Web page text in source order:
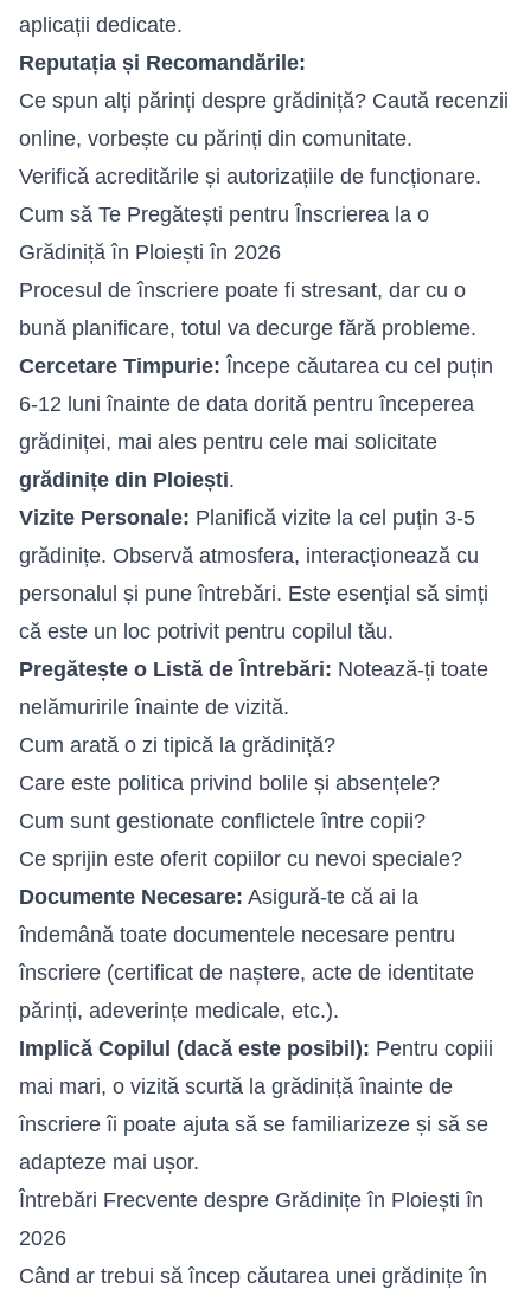
aplicații dedicate.
Reputația și Recomandările:
Ce spun alți părinți despre grădiniță? Caută recenzii
online, vorbește cu părinți din comunitate.
Verifică acreditările și autorizațiile de funcționare.
Cum să Te Pregătești pentru Înscrierea la o
Grădiniță în Ploiești în 2026
Procesul de înscriere poate fi stresant, dar cu o
bună planificare, totul va decurge fără probleme.
Cercetare Timpurie: Începe căutarea cu cel puțin
6-12 luni înainte de data dorită pentru începerea
grădiniței, mai ales pentru cele mai solicitate
grădinițe din Ploiești.
Vizite Personale: Planifică vizite la cel puțin 3-5
grădinițe. Observă atmosfera, interacționează cu
personalul și pune întrebări. Este esențial să simți
că este un loc potrivit pentru copilul tău.
Pregătește o Listă de Întrebări: Notează-ți toate
nelămuririle înainte de vizită.
Cum arată o zi tipică la grădiniță?
Care este politica privind bolile și absențele?
Cum sunt gestionate conflictele între copii?
Ce sprijin este oferit copiilor cu nevoi speciale?
Documente Necesare: Asigură-te că ai la
îndemână toate documentele necesare pentru
înscriere (certificat de naștere, acte de identitate
părinți, adeverințe medicale, etc.).
Implică Copilul (dacă este posibil): Pentru copiii
mai mari, o vizită scurtă la grădiniță înainte de
înscriere îi poate ajuta să se familiarizeze și să se
adapteze mai ușor.
Întrebări Frecvente despre Grădinițe în Ploiești în
2026
Când ar trebui să încep căutarea unei grădinițe în